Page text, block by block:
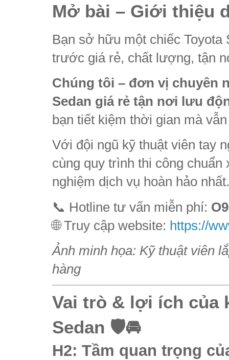
Mở bài – Giới thiệu
Bạn sở hữu một chiếc
trước giá rẻ, chất lượng, tận
Chúng tôi – đơn vị chuyên
Sedan giá rẻ tận nơi lưu
bạn tiết kiệm thời gian mà
Với đội ngũ kỹ thuật viên tay
cùng quy trình thi công
nghiệm dịch vụ hoàn hảo nhất.
📞 Hotline tư vấn miễn phí:
🌐 Truy cập website: https://
Ảnh minh họa: Kỹ thuật viên
hàng
Vai trò & lợi ích của
Sedan 🛡️🚘
H2: Tầm quan trọng